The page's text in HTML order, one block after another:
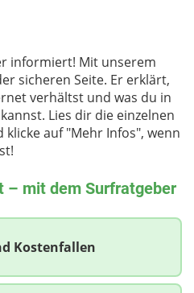
informiert! Mit unserem
sicheren Seite. Er erklärt,
verhältst und was du in
Lies dir die einzelnen
auf "Mehr Infos", wenn
– mit dem Surfratgeber
Kostenfallen